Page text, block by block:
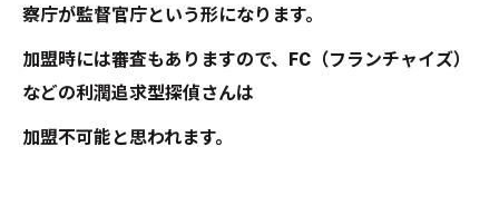
察庁が監督官庁という形になります。
加盟時には審査もありますので、FC（フランチャイズ）
などの利潤追求型探偵さんは
加盟不可能と思われます。